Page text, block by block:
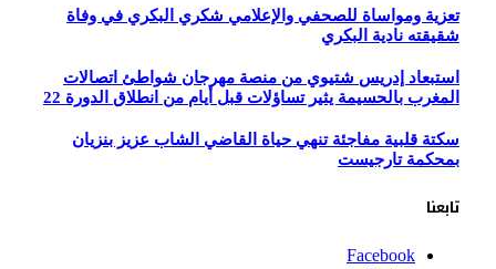
تعزية ومواساة للصحفي والإعلامي شكري البكري في وفاة
شقيقته نادية البكري
استبعاد إدريس شتيوي من منصة مهرجان شواطئ اتصالات
المغرب بالحسيمة يثير تساؤلات قبل أيام من انطلاق الدورة 22
سكتة قلبية مفاجئة تنهي حياة القاضي الشاب عزيز بنزيان
بمحكمة تارجيست
تابعنا
Facebook